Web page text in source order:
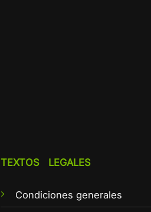
TEXTOS LEGALES
Condiciones generales